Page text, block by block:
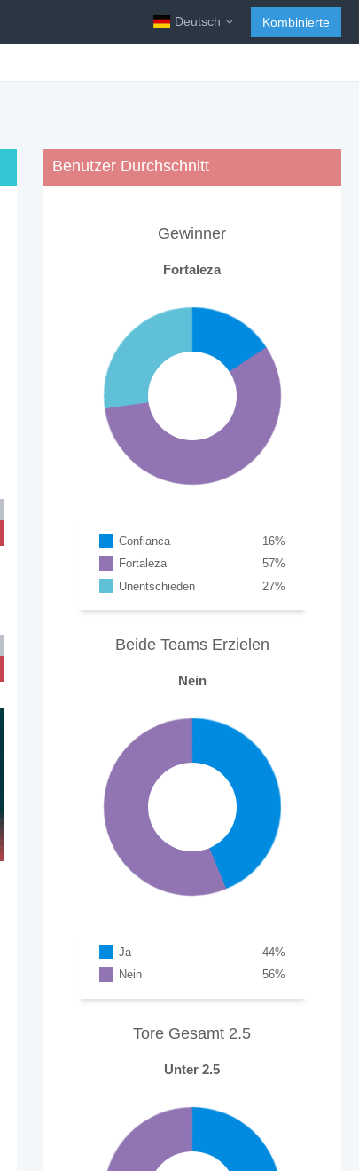
Deutsch Kombinierte
Benutzer Durchschnitt
Gewinner
Fortaleza
Confianca %
16
Fortaleza
%
57
Unentschieden
%
27
Beide Teams Erzielen
Nein
Ja %
44
Nein
%
56
Tore Gesamt 2.5
Unter 2.5